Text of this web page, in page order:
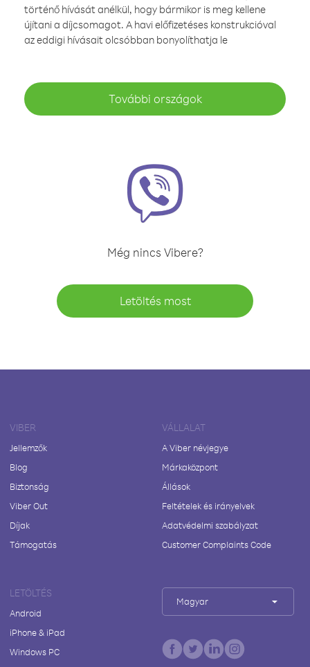
történő hívását anélkül, hogy bármikor is meg kellene
újítani a díjcsomagot. A havi előfizetéses konstrukcióval
az eddigi hívásait olcsóbban bonyolíthatja le
További országok
Még nincs Vibere?
Letöltés most
VIBER
Jellemzők
Blog
Biztonság
Viber Out
Díjak
Támogatás
VÁLLALAT
A Viber névjegye
Márkaközpont
Állások
Feltételek és irányelvek
Adatvédelmi szabályzat
Customer Complaints Code
LETÖLTÉS
Android
iPhone & iPad
Windows PC
Magyar